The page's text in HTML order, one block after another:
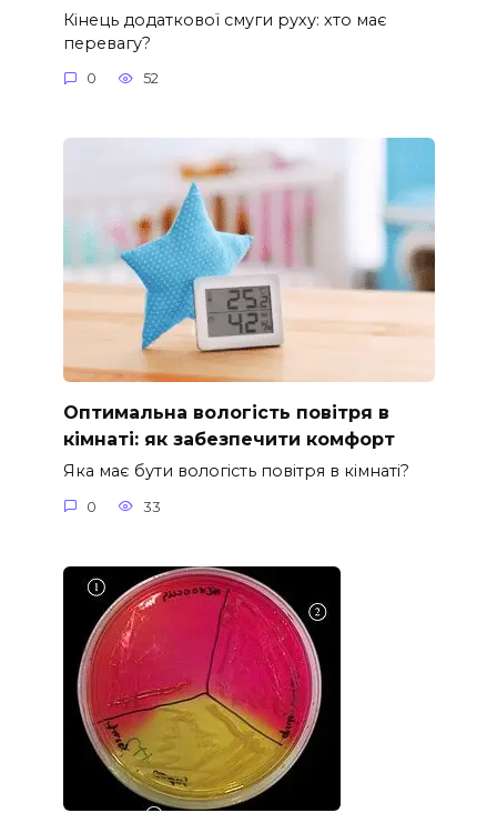
Кінець додаткової смуги руху: хто має
перевагу?
0 52
Оптимальна вологість повітря в
кімнаті: як забезпечити комфорт
Яка має бути вологість повітря в кімнаті?
0 33